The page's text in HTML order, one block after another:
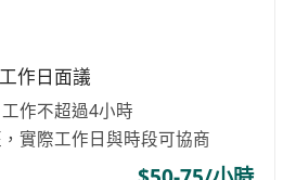
作日面議
作不超過4小時
實際工作日與時段可協商